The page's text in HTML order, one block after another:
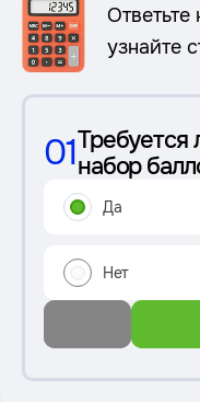
узнайте
01Требуется
набор
Да
Нет